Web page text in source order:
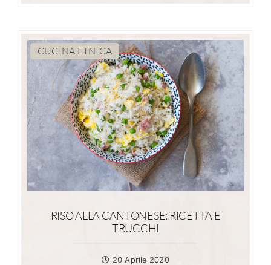
CUCINA ETNICA
RISO ALLA CANTONESE: RICETTA E
TRUCCHI
20 Aprile 2020